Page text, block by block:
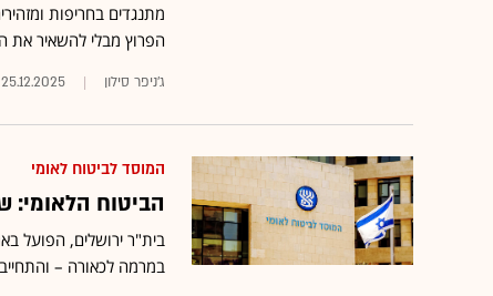
מתנגדים בחריפות
הפרוץ מבלי להשאיר את
ג'ניפר סילון 25.12.2025
המוסד לביטוח לאומי
הביטוח הלאומי:
בית"ר ירושלים, הפועל
במרמה לכאורה –